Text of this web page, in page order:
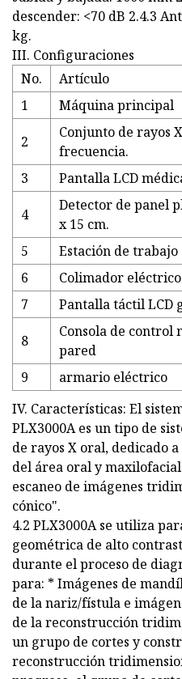
descender: <70 dB 2.4.3
kg.
III. Configuraciones
No.
Artículo
1
Máquina principal
2
Conjunto de rayos
frecuencia.
3 Pantalla LCD
4
Detector de panel
x 15 cm.
5 Estación de
6
Colimador
7
Pantalla táctil LCD
8
Consola de control
pared
9 armario eléctrico
IV. Características: El
PLX3000A es un tipo de
de rayos X oral, dedicado
del área oral y
escaneo de imágenes
cónico".
4.2 PLX3000A se utiliza
geométrica de alto
durante el proceso de
para: * Imágenes de
de la nariz/fístula e
de la reconstrucción
un grupo de cortes y
reconstrucción